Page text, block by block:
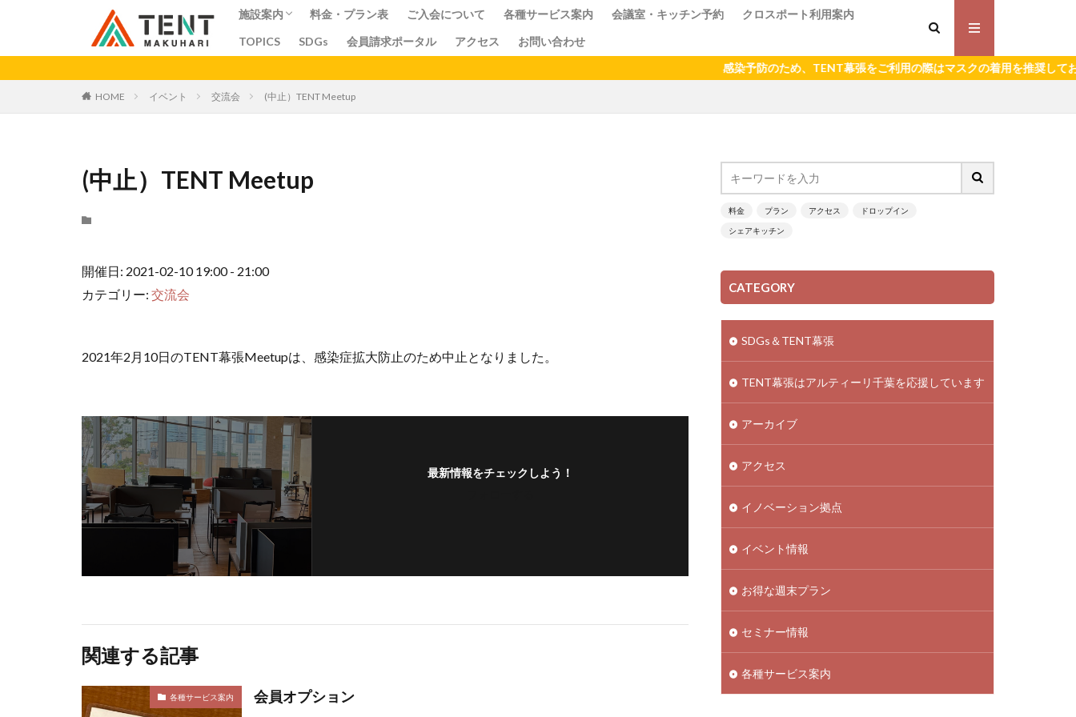
施設案内
コワーキングスペース
シェアオフィス
シェアキッチン
会議室
料金・プラン表 ご入会について 各種サービス案内 会議室・キッチン予約
クロスポート利用案内
TOPICS
SDGs 会員請求ポータル アクセス
お問い合わせ
感染予防のため、TENT幕張をご利用の際はマスクの着用を推奨しておりま
HOME イベント 交流会 (中止）TENT Meetup
(中止）TENT Meetup
開催日: 2021-02-10 19:00 - 21:00
カテゴリー: 交流会
2021年2月10日のTENT幕張Meetupは、感染症拡大防止のため中止となりました。
最新情報をチェックしよう！
関連する記事
各種サービス案内 会員オプション
料金 プラン アクセス ドロップイン
シェアキッチン
CATEGORY
SDGs＆TENT幕張
TENT幕張はアルティーリ千葉を応援しています
アーカイブ
アクセス
イノベーション拠点
イベント情報
お得な週末プラン
セミナー情報
各種サービス案内
カテゴリー